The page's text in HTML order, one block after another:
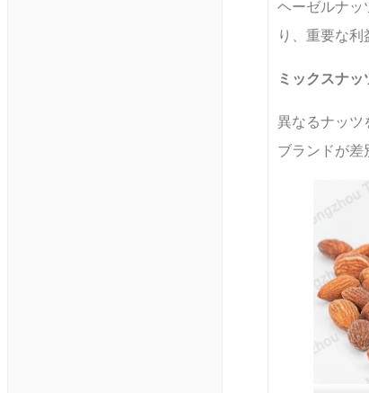
ヘーゼルナッ
り、重要な利
ミックスナッ
異なるナッツ
ブランドが差